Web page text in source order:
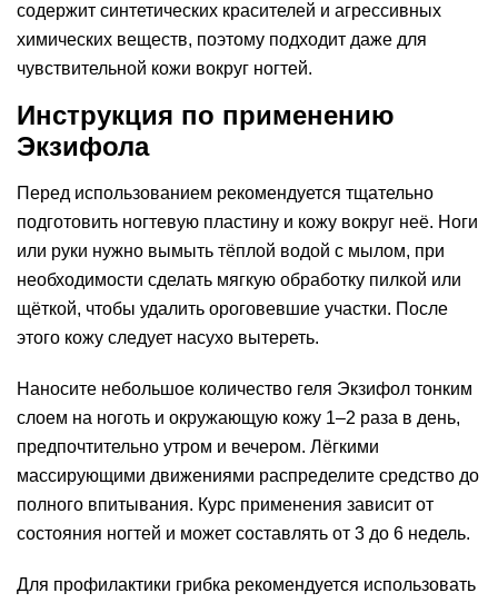
содержит синтетических красителей и агрессивных
химических веществ, поэтому подходит даже для
чувствительной кожи вокруг ногтей.
Инструкция по применению
Экзифола
Перед использованием рекомендуется тщательно
подготовить ногтевую пластину и кожу вокруг неё. Ноги
или руки нужно вымыть тёплой водой с мылом, при
необходимости сделать мягкую обработку пилкой или
щёткой, чтобы удалить ороговевшие участки. После
этого кожу следует насухо вытереть.
Наносите небольшое количество геля Экзифол тонким
слоем на ноготь и окружающую кожу 1–2 раза в день,
предпочтительно утром и вечером. Лёгкими
массирующими движениями распределите средство до
полного впитывания. Курс применения зависит от
состояния ногтей и может составлять от 3 до 6 недель.
Для профилактики грибка рекомендуется использовать